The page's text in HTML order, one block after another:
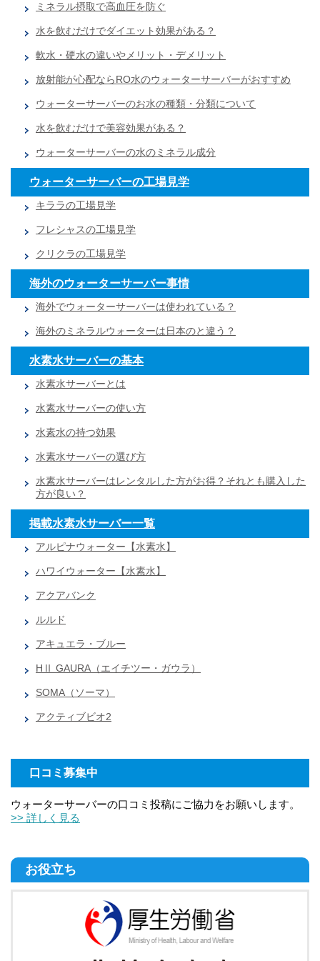
ミネラル摂取で高血圧を防ぐ
水を飲むだけでダイエット効果がある？
軟水・硬水の違いやメリット・デメリット
放射能が心配ならRO水のウォーターサーバーがおすすめ
ウォーターサーバーのお水の種類・分類について
水を飲むだけで美容効果がある？
ウォーターサーバーの水のミネラル成分
ウォーターサーバーの工場見学
キララの工場見学
フレシャスの工場見学
クリクラの工場見学
海外のウォーターサーバー事情
海外でウォーターサーバーは使われている？
海外のミネラルウォーターは日本のと違う？
水素水サーバーの基本
水素水サーバーとは
水素水サーバーの使い方
水素水の持つ効果
水素水サーバーの選び方
水素水サーバーはレンタルした方がお得？それとも購入した
方が良い？
掲載水素水サーバー一覧
アルピナウォーター【水素水】
ハワイウォーター【水素水】
アクアバンク
ルルド
アキュエラ・ブルー
HⅡ GAURA（エイチツー・ガウラ）
SOMA（ソーマ）
アクティブビオ2
口コミ募集中
ウォーターサーバーの口コミ投稿にご協力をお願いします。
>> 詳しく見る
お役立ち